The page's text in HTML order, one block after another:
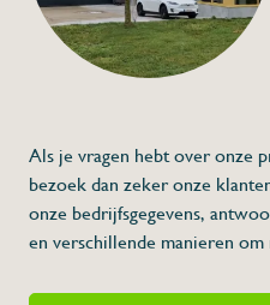
Als je vragen hebt over onze
bezoek dan zeker onze
onze bedrijfsgegevens,
en verschillende manieren